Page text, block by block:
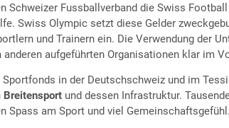
Schweizer Fussballverband die Swiss
Swiss Olympic setzt diese Gelder
und Trainern ein. Die Verwendung der
aufgeführten Organisationen klar im
Sportfonds in der Deutschschweiz und im
Breitensportund dessen Infrastruktur.
Spass am Sport und viel Gemeinschaftsgefühl.